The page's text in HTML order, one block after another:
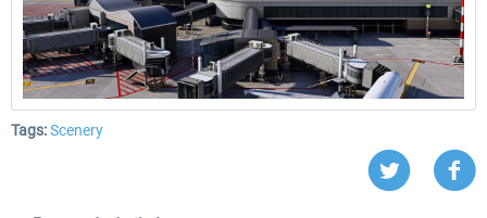
Tags:Scenery